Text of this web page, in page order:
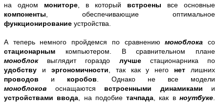
на одном мониторе , в который встроены все основные
компоненты , обеспечивающие оптимальное
функционирование устройства.
А теперь немного пройдемся по сравнениюмоноблокасо
стационарным компьютером. В сравнительном плане
моноблок выглядит гораздо лучше стационарника по
удобству и эргономичности , так как у него нет лишних
проводов и коробов . Однако не все модели
моноблоков оснащаются встроенными динамиками и
устройствами ввода , на подобиетачпада , как вноутбуке